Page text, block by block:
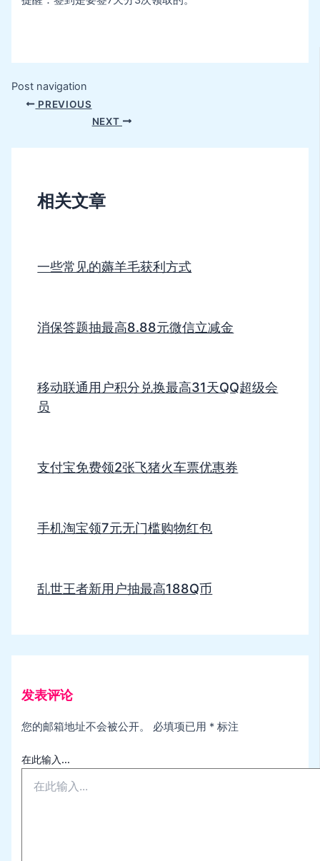
Post navigation
PREVIOUS
NEXT
相关文章
一些常见的薅羊毛获利方式
消保答题抽最高8.88元微信立减金
移动联通用户积分兑换最高31天QQ超级会
员
支付宝免费领2张飞猪火车票优惠券
手机淘宝领7元无门槛购物红包
乱世王者新用户抽最高188Q币
发表评论
您的邮箱地址不会被公开。 必填项已用 * 标注
在此输入...